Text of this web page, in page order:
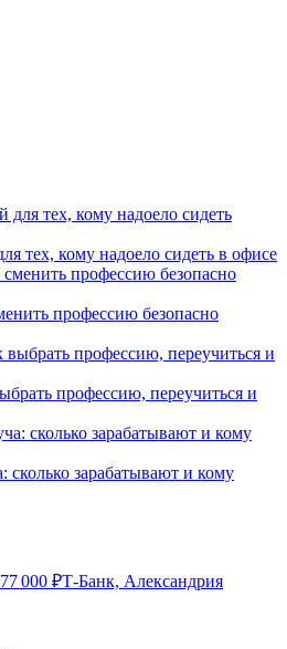
тех, кому надоело сидеть в офисе
профессию безопасно
профессию, переучиться и
сколько зарабатывают и кому
77 000 ₽Т-Банк, Александрия